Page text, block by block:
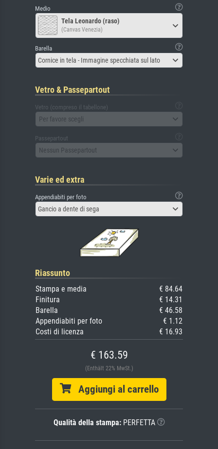
Medio
Tela Leonardo (raso)
(Canvas Venezia)
Barella
Cornice in tela - Immagine specchiata sul lato
Vetro & Passepartout
Vetro (compreso il tabellone)
Per favore scegli
Passepartout
Nessun Passepartout
Varie ed extra
Appendiabiti per foto
Gancio a dente di sega
Riassunto
Stampa e media
€ 84.64
Finitura
€ 14.31
Barella
€ 46.58
Appendiabiti per foto
€ 1.12
Costi di licenza
€ 16.93
€ 163.59
(Enthält 22% MwSt.)
Aggiungi al carrello
Qualità della stampa:PERFETTA